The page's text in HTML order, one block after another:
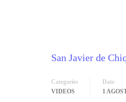
San Javier de
Categories
VIDEOS
Date
1